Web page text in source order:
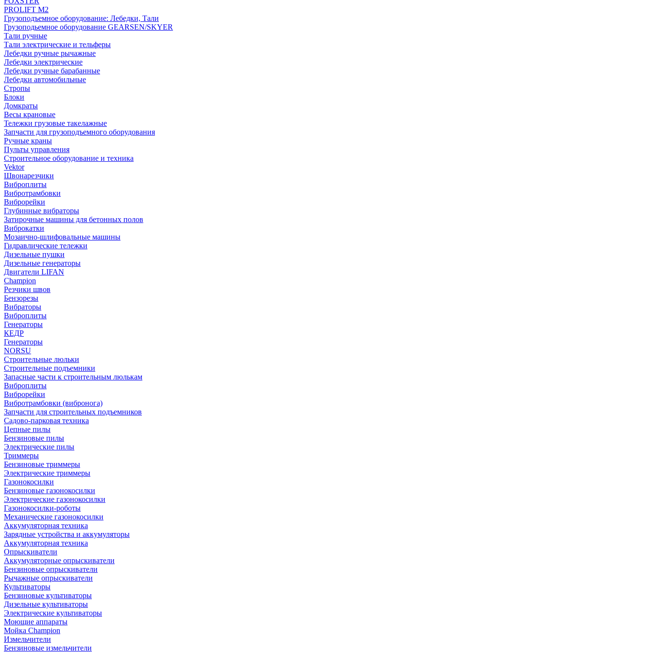
PROLIFT M2
Грузоподъемное оборудование: Лебедки, Тали
Грузоподьемное оборудование GEARSEN/SKYER
Тали ручные
Тали электрические и тельферы
Лебедки ручные рычажные
Лебедки электрические
Лебедки ручные барабанные
Лебедки автомобильные
Стропы
Блоки
Домкраты
Весы крановые
Тележки грузовые такелажные
Запчасти для грузоподъемного оборудования
Ручные краны
Пульты управления
Строительное оборудование и техника
Vektor
Швонарезчики
Виброплиты
Вибротрамбовки
Виброрейки
Глубинные вибраторы
Затирочные машины для бетонных полов
Виброкатки
Мозаично-шлифовальные машины
Гидравлические тележки
Дизельные пушки
Дизельные генераторы
Двигатели LIFAN
Champion
Резчики швов
Бензорезы
Вибраторы
Виброплиты
Генераторы
КЕДР
Генераторы
NORSU
Строительные люльки
Строительные подъемники
Запасные части к строительным люлькам
Виброплиты
Виброрейки
Вибротрамбовки (вибронога)
Запчасти для строительных подъемников
Садово-парковая техника
Цепные пилы
Бензиновые пилы
Электрические пилы
Триммеры
Бензиновые триммеры
Электрические триммеры
Газонокосилки
Бензиновые газонокосилки
Электрические газонокосилки
Газонокосилки-роботы
Механические газонокосилки
Аккумуляторная техника
Зарядные устройства и аккумуляторы
Аккумуляторная техника
Опрыскиватели
Аккумуляторные опрыскиватели
Бензиновые опрыскиватели
Рычажные опрыскиватели
Культиваторы
Бензиновые культиваторы
Дизельные культиваторы
Электрические культиваторы
Моющие аппараты
Мойка Champion
Измельчители
Бензиновые измельчители